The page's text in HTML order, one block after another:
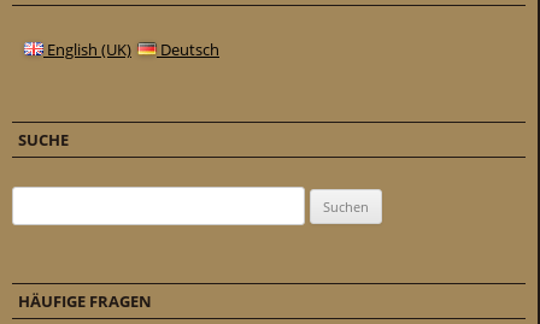
English (UK) Deutsch
SUCHE
HÄUFIGE FRAGEN